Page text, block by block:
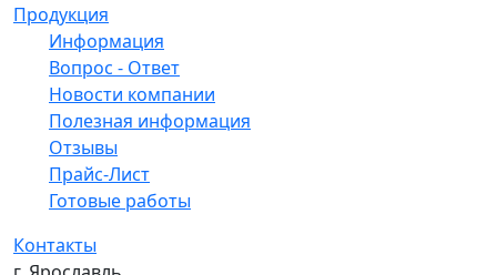
Продукция
Информация
Вопрос - Ответ
Новости компании
Полезная информация
Отзывы
Прайс-Лист
Готовые работы
Контакты